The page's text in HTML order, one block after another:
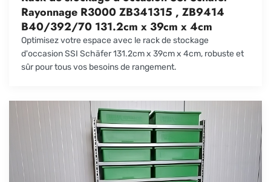
Rayonnage R3000 ZB341315 , ZB9414
B40/392/70 131.2cm x 39cm x 4cm
Optimisez votre espace avec le rack de stockage
d'occasion SSI Schäfer 131.2cm x 39cm x 4cm, robuste et
sûr pour tous vos besoins de rangement.